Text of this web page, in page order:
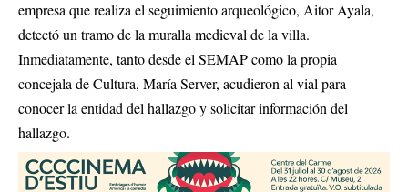
empresa que realiza el seguimiento arqueológico, Aitor Ayala,
detectó un tramo de la muralla medieval de la villa.
Inmediatamente, tanto desde el SEMAP como la propia
concejala de Cultura, María Server, acudieron al vial para
conocer la entidad del hallazgo y solicitar información del
hallazgo.